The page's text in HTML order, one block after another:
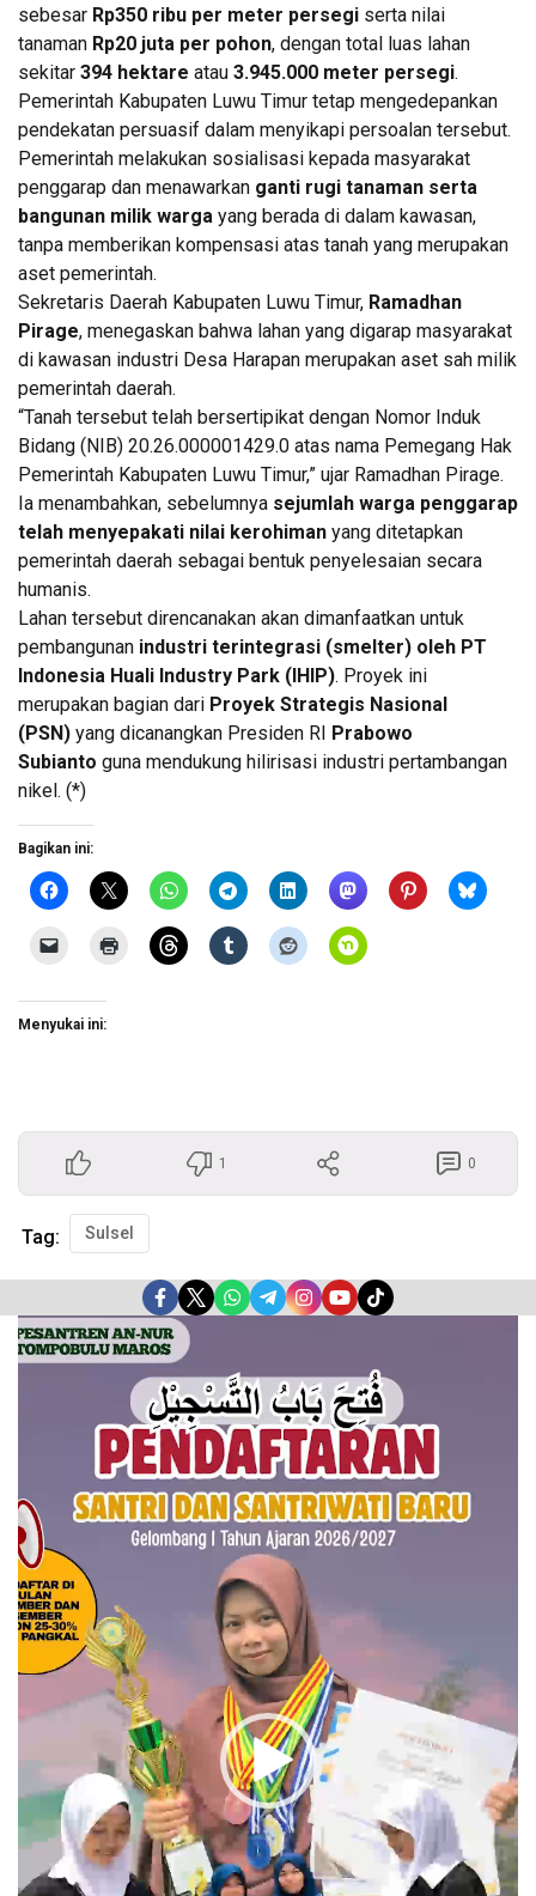
sebesar Rp350 ribu per meter persegi serta nilai
tanaman Rp20 juta per pohon, dengan total luas lahan
sekitar 394 hektare atau 3.945.000 meter persegi.
Pemerintah Kabupaten Luwu Timur tetap mengedepankan
pendekatan persuasif dalam menyikapi persoalan tersebut.
Pemerintah melakukan sosialisasi kepada masyarakat
penggarap dan menawarkan ganti rugi tanaman serta
bangunan milik warga yang berada di dalam kawasan,
tanpa memberikan kompensasi atas tanah yang merupakan
aset pemerintah.
Sekretaris Daerah Kabupaten Luwu Timur, Ramadhan
Pirage, menegaskan bahwa lahan yang digarap masyarakat
di kawasan industri Desa Harapan merupakan aset sah milik
pemerintah daerah.
“Tanah tersebut telah bersertipikat dengan Nomor Induk
Bidang (NIB) 20.26.000001429.0 atas nama Pemegang Hak
Pemerintah Kabupaten Luwu Timur,” ujar Ramadhan Pirage.
Ia menambahkan, sebelumnya sejumlah warga penggarap
telah menyepakati nilai kerohiman yang ditetapkan
pemerintah daerah sebagai bentuk penyelesaian secara
humanis.
Lahan tersebut direncanakan akan dimanfaatkan untuk
pembangunan industri terintegrasi (smelter) oleh PT
Indonesia Huali Industry Park (IHIP). Proyek ini
merupakan bagian dari Proyek Strategis Nasional
(PSN) yang dicanangkan Presiden RI
Prabowo
Subianto guna mendukung hilirisasi industri pertambangan
nikel. (*)
Bagikan ini:
Menyukai ini:
1 0
Tag: Sulsel
Pemutar
Video